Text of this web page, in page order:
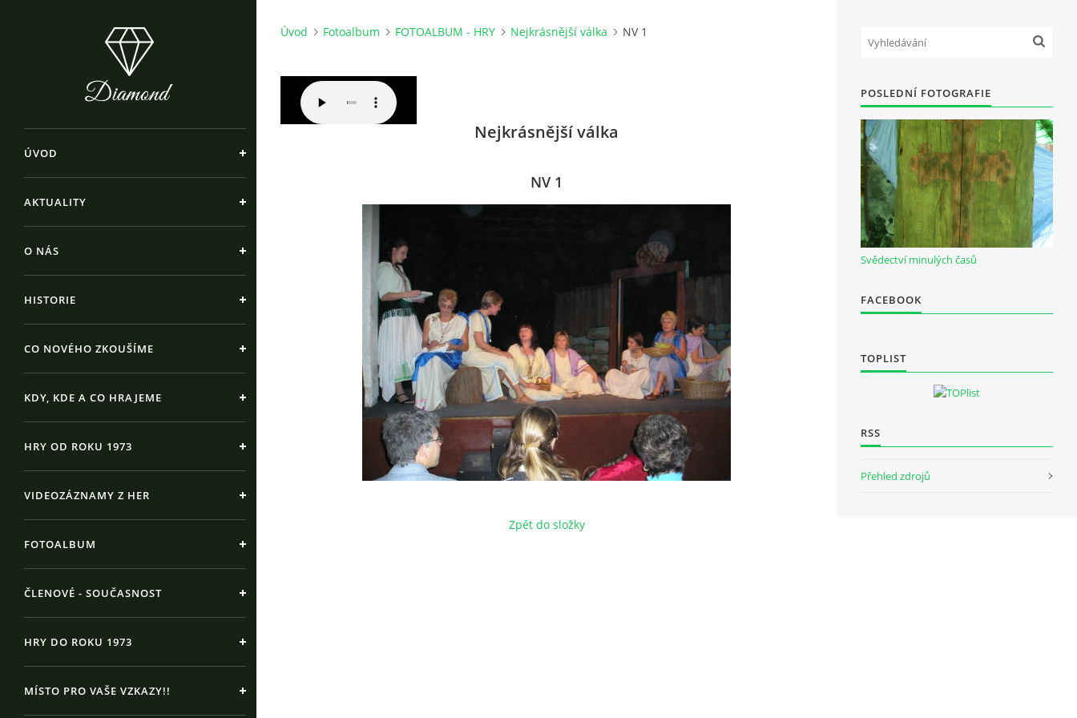
ÚVOD
AKTUALITY
O NÁS
HISTORIE
CO NOVÉHO ZKOUŠÍME
KDY, KDE A CO HRAJEME
HRY OD ROKU 1973
VIDEOZÁZNAMY Z HER
FOTOALBUM
ČLENOVÉ - SOUČASNOST
HRY DO ROKU 1973
MÍSTO PRO VAŠE VZKAZY!!
Úvod Fotoalbum FOTOALBUM - HRY Nejkrásnější válka NV 1
Nejkrásnější válka
NV 1
Zpět do složky
POSLEDNÍ FOTOGRAFIE
Svědectví minulých časů
FACEBOOK
TOPLIST
RSS
Přehled zdrojů